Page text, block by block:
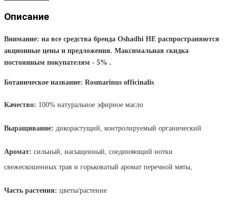
Описание
Внимание: на все средства бренда Oshadhi НЕ распространяются
акционные цены и предложения. Максимальная скидка
постоянным покупателям - 5% .
Ботаническое название: Rosmarinus officinalis
Качество: 100% натуральное эфирное масло
Выращивание: дикорастущий, контролируемый органический
Аромат: сильный, насыщенный, соединяющий нотки
свежескошенных трав и горьковатый аромат перечной мяты,
Часть растения: цветы/растение